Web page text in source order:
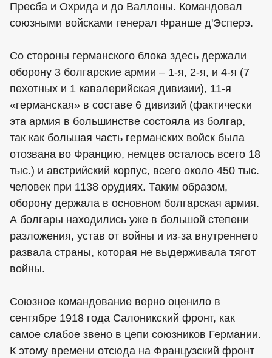
Пресба и Охрида и до Валлоны. Командовал
союзными войсками генерал Франше д'Эсперэ.
Со стороны германского блока здесь держали
оборону 3 болгарские армии – 1-я, 2-я, и 4-я (7
пехотных и 1 кавалерийская дивизии), 11-я
«германская» в составе 6 дивизий (фактически
эта армия в большинстве состояла из болгар,
так как большая часть германских войск была
отозвана во Францию, немцев осталось всего 18
тыс.) и австрийский корпус, всего около 450 тыс.
человек при 1138 орудиях. Таким образом,
оборону держала в основном болгарская армия.
А болгары находились уже в большой степени
разложения, устав от войны и из-за внутреннего
развала страны, которая не выдерживала тягот
войны.
Союзное командование верно оценило в
сентябре 1918 года Салоникский фронт, как
самое слабое звено в цепи союзников Германии.
К этому времени отсюда на Французский фронт